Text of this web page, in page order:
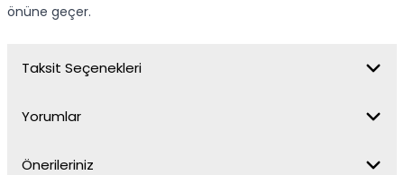
önüne geçer.
Taksit Seçenekleri
Yorumlar
Önerileriniz